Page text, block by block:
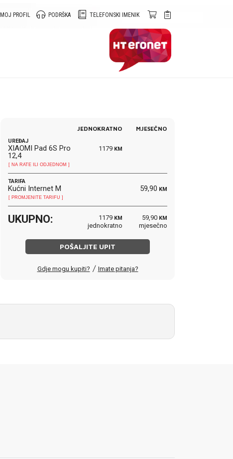
TELEFONSKI IMENIK
PODRŠKA
MOJ PROFIL
JEDNOKRATNO MJESEČNO
UREĐAJ
XIAOMI Pad 6S Pro
12,4
[ NA RATE ILI ODJEDNOM ]
1179 KM
TARIFA
Kućni Internet M
[ PROMJENITE TARIFU ]
59,90 KM
UKUPNO: 1179 KM
jednokratno
59,90 KM
mjesečno
POŠALJITE UPIT
Gdje mogu kupiti? / Imate pitanja?